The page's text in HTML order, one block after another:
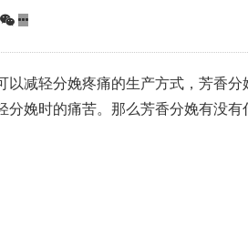
以减轻分娩疼痛的生产方式，芳香分
娩时的痛苦。那么芳香分娩有没有